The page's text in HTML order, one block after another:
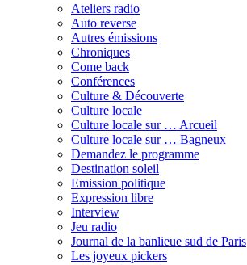
Ateliers radio
Auto reverse
Autres émissions
Chroniques
Come back
Conférences
Culture & Découverte
Culture locale
Culture locale sur … Arcueil
Culture locale sur … Bagneux
Demandez le programme
Destination soleil
Emission politique
Expression libre
Interview
Jeu radio
Journal de la banlieue sud de Paris
Les joyeux pickers